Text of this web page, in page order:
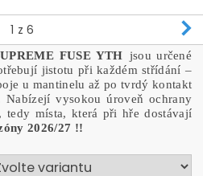
1 z 6
FUSE YTH jsou určené
jistotu při každém střídání –
u mantinelu až po tvrdý kontakt
Nabízejí vysokou úroveň ochrany
tedy místa, která při hře dostávají
2026/27 !!